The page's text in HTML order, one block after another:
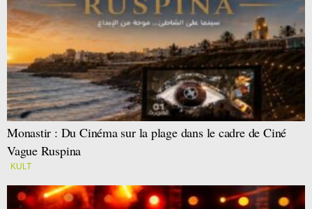
Monastir : Du Cinéma sur la plage dans le cadre de Ciné
Vague Ruspina
KULT